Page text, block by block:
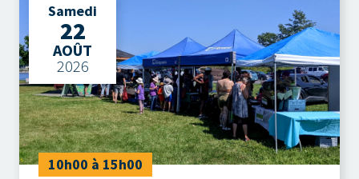
Samedi
22
AOÛT
2026
10h00 à 15h00